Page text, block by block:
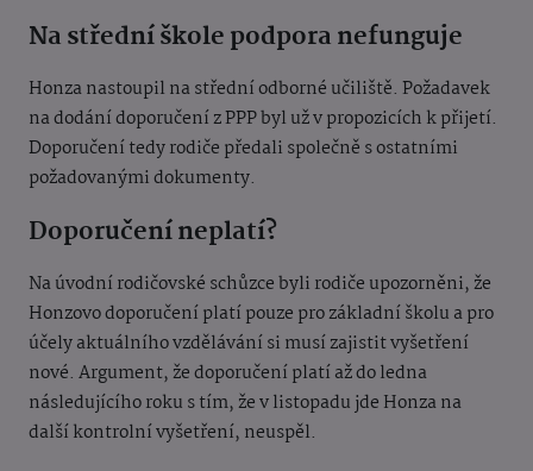
Na střední škole podpora nefunguje
Honza nastoupil na střední odborné učiliště. Požadavek
na dodání doporučení z PPP byl už v propozicích k přijetí.
Doporučení tedy rodiče předali společně s ostatními
požadovanými dokumenty.
Doporučení neplatí?
Na úvodní rodičovské schůzce byli rodiče upozorněni, že
Honzovo doporučení platí pouze pro základní školu a pro
účely aktuálního vzdělávání si musí zajistit vyšetření
nové. Argument, že doporučení platí až do ledna
následujícího roku s tím, že v listopadu jde Honza na
další kontrolní vyšetření, neuspěl.